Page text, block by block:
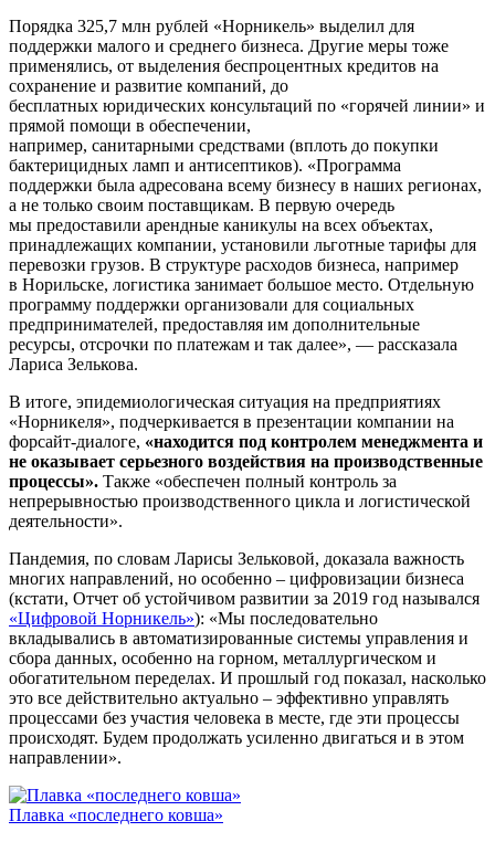
Порядка 325,7 млн рублей «Норникель» выделил для
поддержки малого и среднего бизнеса. Другие меры тоже
применялись, от выделения беспроцентных кредитов на
сохранение и развитие компаний, до
бесплатных юридических консультаций по «горячей линии» и
прямой помощи в обеспечении,
например, санитарными средствами (вплоть до покупки
бактерицидных ламп и антисептиков). «Программа
поддержки была адресована всему бизнесу в наших регионах,
а не только своим поставщикам. В первую очередь
мы предоставили арендные каникулы на всех объектах,
принадлежащих компании, установили льготные тарифы для
перевозки грузов. В структуре расходов бизнеса, например
в Норильске, логистика занимает большое место. Отдельную
программу поддержки организовали для социальных
предпринимателей, предоставляя им дополнительные
ресурсы, отсрочки по платежам и так далее», — рассказала
Лариса Зелькова.
В итоге, эпидемиологическая ситуация на предприятиях
«Норникеля», подчеркивается в презентации компании на
форсайт-диалоге, «находится под контролем менеджмента и
не оказывает серьезного воздействия на производственные
процессы». Также «обеспечен полный контроль за
непрерывностью производственного цикла и логистической
деятельности».
Пандемия, по словам Ларисы Зельковой, доказала важность
многих направлений, но особенно – цифровизации бизнеса
(кстати, Отчет об устойчивом развитии за 2019 год назывался
«Цифровой Норникель»): «Мы последовательно
вкладывались в автоматизированные системы управления и
сбора данных, особенно на горном, металлургическом и
обогатительном переделах. И прошлый год показал, насколько
это все действительно актуально – эффективно управлять
процессами без участия человека в месте, где эти процессы
происходят. Будем продолжать усиленно двигаться и в этом
направлении».
Плавка «последнего ковша»